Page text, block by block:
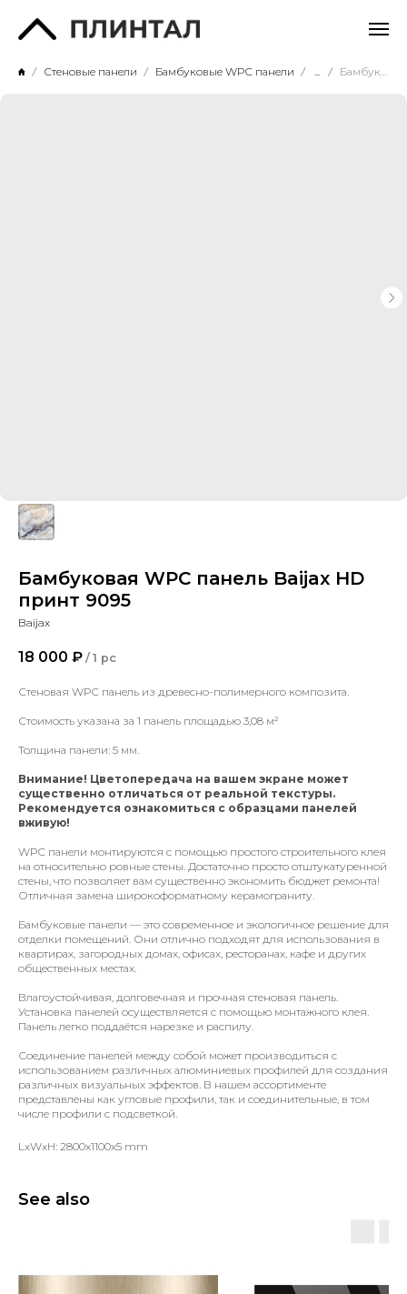
Стеновые панели Бамбуковые WPC панели ... Бамбуковая WPC панель Baijax HD принт 9095
Бамбуковая WPC панель Baijax HD
принт 9095
Baijax
18 000 ₽ / 1 pc
Стеновая WPC панель из древесно-полимерного композита.
Стоимость указана за 1 панель площадью 3,08 м²
Толщина панели: 5 мм.
Внимание! Цветопередача на вашем экране может
существенно отличаться от реальной текстуры.
Рекомендуется ознакомиться с образцами панелей
вживую!
WPC панели монтируются с помощью простого строительного клея
на относительно ровные стены. Достаточно просто отштукатуренной
стены, что позволяет вам существенно экономить бюджет ремонта!
Отличная замена широкоформатному керамограниту.
Бамбуковые панели — это современное и экологичное решение для
отделки помещений. Они отлично подходят для использования в
квартирах, загородных домах, офисах, ресторанах, кафе и других
общественных местах.
Влагоустойчивая, долговечная и прочная стеновая панель.
Установка панелей осуществляется с помощью монтажного клея.
Панель легко поддаётся нарезке и распилу.
Соединение панелей между собой может производиться с
использованием различных алюминиевых профилей для создания
различных визуальных эффектов. В нашем ассортименте
представлены как угловые профили, так и соединительные, в том
числе профили с подсветкой.
LxWxH: 2800x1100x5 mm
See also